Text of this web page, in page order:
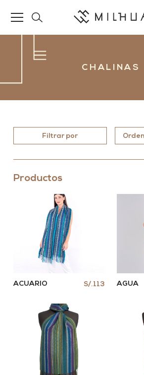
CHALINAS
Filtrar por
Productos
ACUARIO S/.113 AGUA